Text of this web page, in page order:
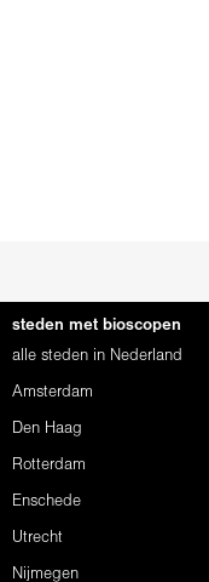
steden met bioscopen
alle steden in Nederland
Amsterdam
Den Haag
Rotterdam
Enschede
Utrecht
Nijmegen